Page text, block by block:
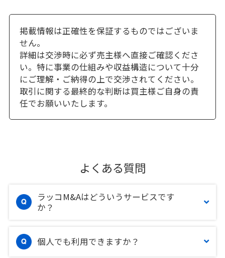
掲載情報は正確性を保証するものではございま
せん。
詳細は交渉時に必ず売主様へ直接ご確認くださ
い。特に事業の仕組みや収益構造について十分
にご理解・ご納得の上で交渉されてください。
取引に関する最終的な判断は買主様ご自身の責
任でお願いいたします。
よくある質問
ラッコM&Aはどういうサービスです
か？
個人でも利用できますか？